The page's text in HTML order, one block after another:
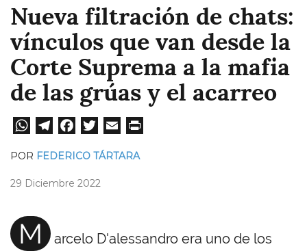
Nueva filtración de chats:
vínculos que van desde la
Corte Suprema a la mafia
de las grúas y el acarreo
W
A
pp
Te
a
Fa
ok
wi
er
POR FEDERICO TÁRTARA
29 Diciembre 2022
M
arcelo D'alessandro era uno de los